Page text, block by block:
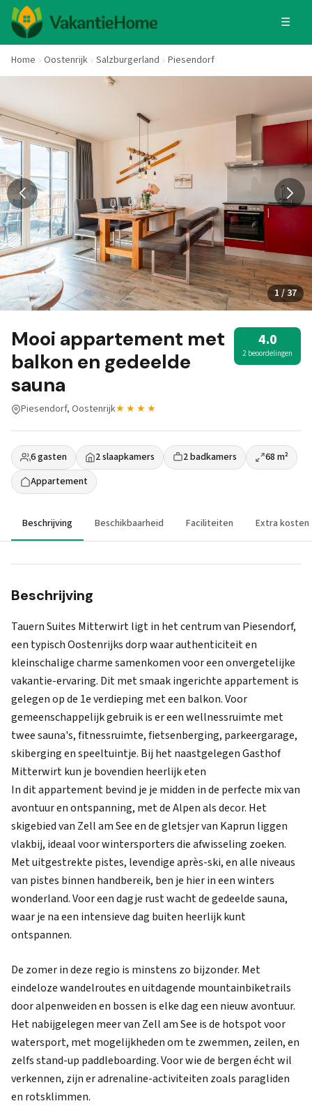
☰
Home Oostenrijk Salzburgerland Piesendorf
1 / 37
Mooi appartement met
balkon en gedeelde
sauna
4.0
2 beoordelingen
Piesendorf, Oostenrijk★★★★
6 gasten 2 slaapkamers 2 badkamers
68 m²
Appartement
Beschrijving Beschikbaarheid Faciliteiten Extra kosten
Beschrijving
Tauern Suites Mitterwirt ligt in het centrum van Piesendorf,
een typisch Oostenrijks dorp waar authenticiteit en
kleinschalige charme samenkomen voor een onvergetelijke
vakantie-ervaring. Dit met smaak ingerichte appartement is
gelegen op de 1e verdieping met een balkon. Voor
gemeenschappelijk gebruik is er een wellnessruimte met
twee sauna's, fitnessruimte, fietsenberging, parkeergarage,
skiberging en speeltuintje. Bij het naastgelegen Gasthof
Mitterwirt kun je bovendien heerlijk eten
In dit appartement bevind je je midden in de perfecte mix van
avontuur en ontspanning, met de Alpen als decor. Het
skigebied van Zell am See en de gletsjer van Kaprun liggen
vlakbij, ideaal voor wintersporters die afwisseling zoeken.
Met uitgestrekte pistes, levendige après-ski, en alle niveaus
van pistes binnen handbereik, ben je hier in een winters
wonderland. Voor een dagje rust wacht de gedeelde sauna,
waar je na een intensieve dag buiten heerlijk kunt
ontspannen.
De zomer in deze regio is minstens zo bijzonder. Met
eindeloze wandelroutes en uitdagende mountainbiketrails
door alpenweiden en bossen is elke dag een nieuw avontuur.
Het nabijgelegen meer van Zell am See is de hotspot voor
watersport, met mogelijkheden om te zwemmen, zeilen, en
zelfs stand-up paddleboarding. Voor wie de bergen écht wil
verkennen, zijn er adrenaline-activiteiten zoals paragliden
en rotsklimmen.